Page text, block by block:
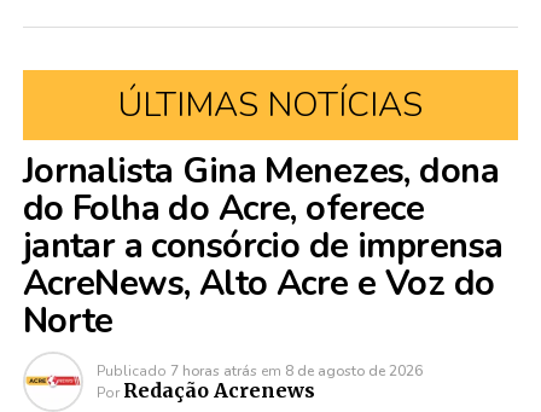
ÚLTIMAS NOTÍCIAS
Jornalista Gina Menezes, dona
do Folha do Acre, oferece
jantar a consórcio de imprensa
AcreNews, Alto Acre e Voz do
Norte
Publicado 7 horas atrás em 8 de agosto de 2026
Por Redação Acrenews